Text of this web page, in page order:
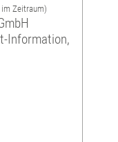
Zeitraum)
Information,